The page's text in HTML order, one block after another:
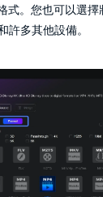
式。您也可以選擇
許多其他設備。